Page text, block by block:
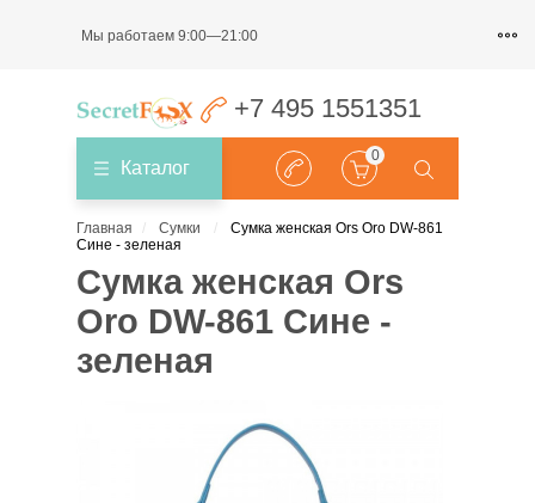
Мы работаем 9:00—21:00
+7 495 1551351
Каталог
0
Главная Сумки
Сумка женская Ors Oro DW-861
Сине - зеленая
Сумка женская Ors
Oro DW-861 Сине -
зеленая